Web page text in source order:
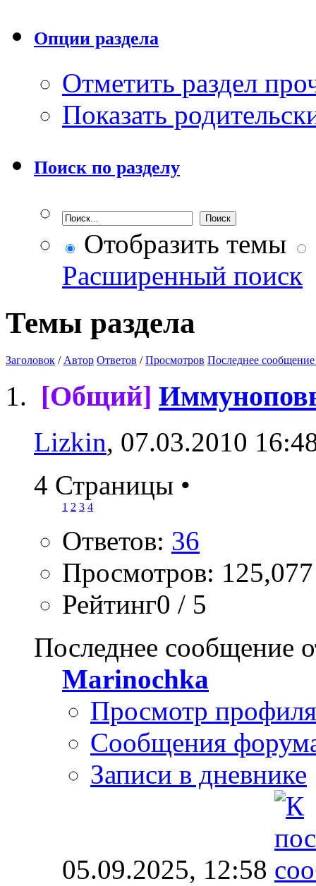
Опции раздела
Отметить раздел
Показать
Поиск по разделу
Отобразить темы
Расширенный поиск
Темы раздела
Заголовок / Автор Ответов /Просмотров Последнее сообщение
[Общий]
Lizkin, 07.03.2010
4 Страницы •
1 2 3 4
Ответов: 36
Просмотров: 125,077
Рейтинг0 / 5
Последнее сообщение
Marinochka
Просмотр профиля
Сообщения
Записи в дневнике
05.09.2025, 12:58